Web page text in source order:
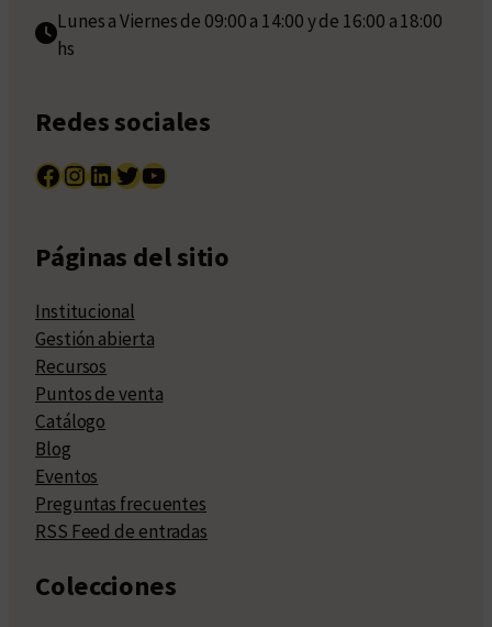
Lunes a Viernes de 09:00 a 14:00 y de 16:00 a 18:00
hs
Redes sociales
Facebook InstagramLinkedIn Twitter YouTube
Páginas del sitio
Institucional
Gestión abierta
Recursos
Puntos de venta
Catálogo
Blog
Eventos
Preguntas frecuentes
RSS Feed de entradas
Colecciones